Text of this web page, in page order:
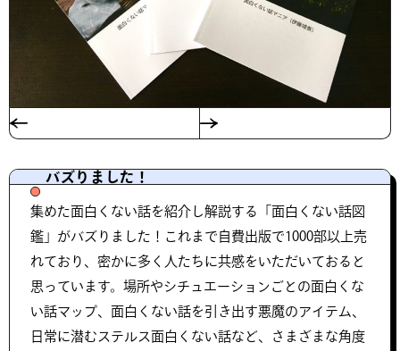
バズりました！
集めた面白くない話を紹介し解説する「面白くない話図
鑑」がバズりました！これまで自費出版で1000部以上売
れており、密かに多く人たちに共感をいただいておると
思っています。場所やシチュエーションごとの面白くな
い話マップ、面白くない話を引き出す悪魔のアイテム、
日常に潜むステルス面白くない話など、さまざまな角度